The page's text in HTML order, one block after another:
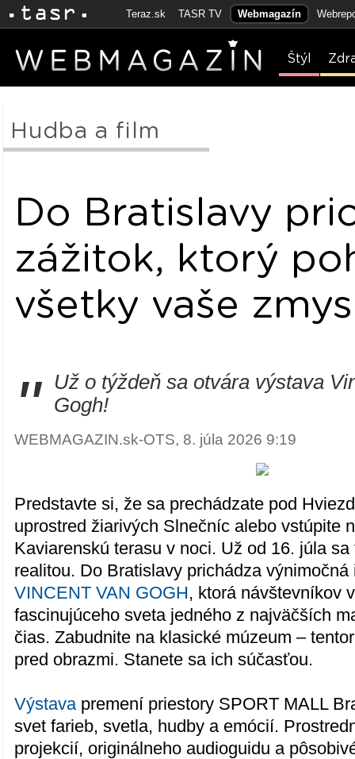
Teraz.sk TASR TV Webmagazín
Štýl
Hudba a film
Do Bratislavy
zážitok, ktorý
všetky vaše
"
Už o týždeň sa otvára výstava
Gogh!
WEBMAGAZIN.sk-OTS, 8. júla 2026 9:19
Predstavte si, že sa prechádzate pod
uprostred žiarivých Slnečníc alebo vstúpite
Kaviarenskú terasu v noci. Už od 16. júla
realitou. Do Bratislavy prichádza
VINCENT VAN GOGH, ktorá návštevníkov
fascinujúceho sveta jedného z najväčších
čias. Zabudnite na klasické múzeum –
pred obrazmi. Stanete sa ich súčasťou.
Výstavapremení priestory SPORT MALL
svet farieb, svetla, hudby a emócií.
projekcií, originálneho audioguidu a